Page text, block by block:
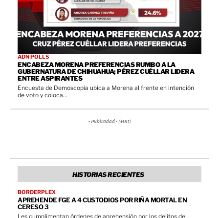
ADN POLLS
ENCABEZA MORENA PREFERENCIAS RUMBO A LA
GUBERNATURA DE CHIHUAHUA; PÉREZ CUÉLLAR LIDERA
ENTRE ASPIRANTES
Encuesta de Demoscopia ubica a Morena al frente en intención
de voto y coloca...
- Publicidad - (MR1)
HISTORIAS RECIENTES
BORDERPLEX
APREHENDE FGE A 4 CUSTODIOS POR RIÑA MORTAL EN
CERESO 3
Les cumplimentan órdenes de aprehensión por los delitos de